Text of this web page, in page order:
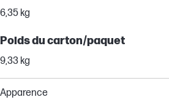
6,35 kg
Poids du carton/paquet
9,33 kg
Apparence